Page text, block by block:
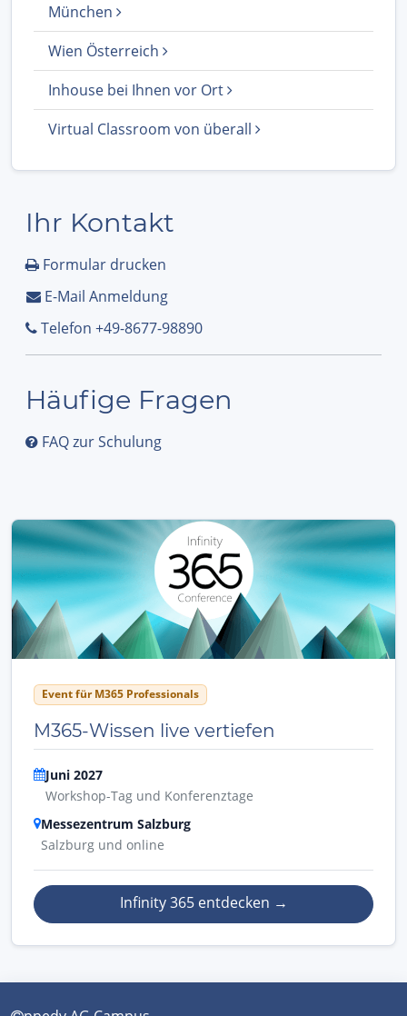
München
Wien Österreich
Inhouse bei Ihnen vor Ort
Virtual Classroom von überall
Ihr Kontakt
Formular drucken
E-Mail Anmeldung
Telefon +49-8677-98890
Häufige Fragen
FAQ zur Schulung
Event für M365 Professionals
M365-Wissen live vertiefen
Juni 2027
Workshop-Tag und Konferenztage
Messezentrum Salzburg
Salzburg und online
Infinity 365 entdecken →